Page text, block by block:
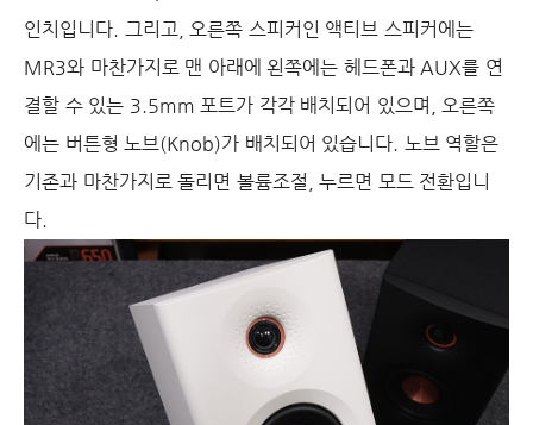
인치입니다. 그리고, 오른쪽 스피커인 액티브 스피커에는
MR3와 마찬가지로 맨 아래에 왼쪽에는 헤드폰과 AUX를 연
결할 수 있는 3.5mm 포트가 각각 배치되어 있으며, 오른쪽
에는 버튼형 노브(Knob)가 배치되어 있습니다. 노브 역할은
기존과 마찬가지로 돌리면 볼륨조절, 누르면 모드 전환입니
다.